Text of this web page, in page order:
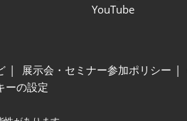
YouTube
展示会・セミナー参加ポリシー
ーの設定